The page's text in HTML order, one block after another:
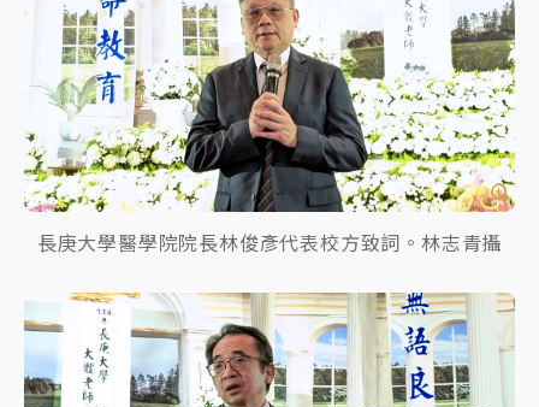
長庚大學醫學院院長林俊彥代表校方致詞。林志青攝